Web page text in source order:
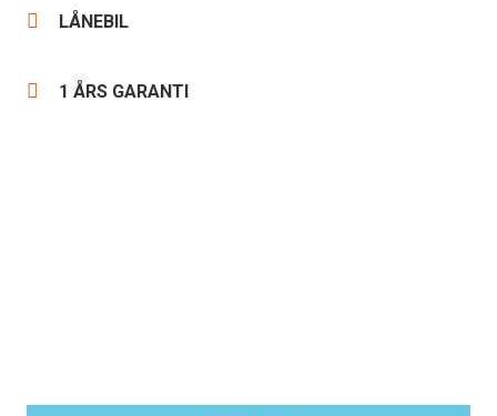
LÅNEBIL
1 ÅRS GARANTI